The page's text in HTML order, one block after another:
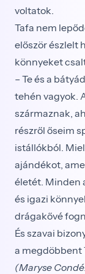
voltatok.
Tafa nem
először észlelt
könnyeket
– Te és a
tehén vagyok.
származnak,
részről őseim
istállókból.
ajándékot,
életét. Minden
és igazi
drágakővé
És szavai
a megdöbbent
(Maryse